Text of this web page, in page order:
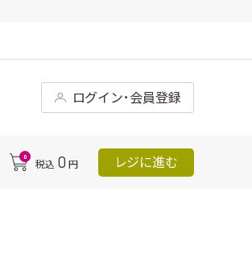
ログイン･会員登録
0
税込 0 円 レジに進む